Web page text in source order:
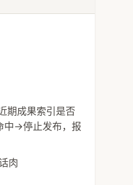
期成果索引是否
中→停止发布，报
肉